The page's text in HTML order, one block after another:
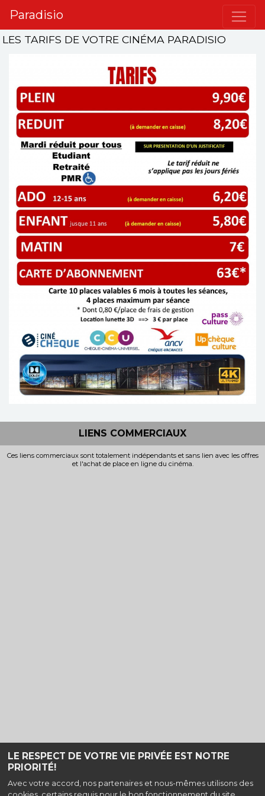
LE RESPECT DE VOTRE VIE PRIVÉE EST NOTRE
PRIORITÉ!
Avec votre accord, nos partenaires et nous-mêmes utilisons des
Paradisio
LES TARIFS DE VOTRE CINÉMA PARADISIO
LIENS COMMERCIAUX
Ces liens commerciaux sont totalement indépendants et sans lien avec les offres
et l'achat de place en ligne du cinéma.
Haut de page